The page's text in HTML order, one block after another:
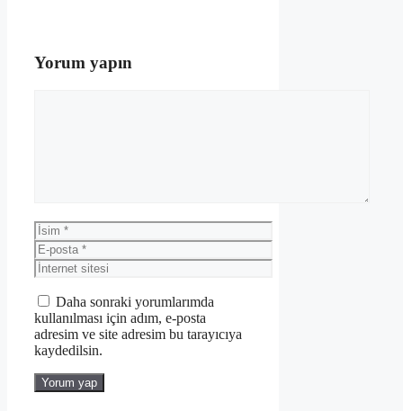
Yorum yapın
İsim
E-
posta
İnternet
sitesi
Daha sonraki yorumlarımda
kullanılması için adım, e-posta
adresim ve site adresim bu tarayıcıya
kaydedilsin.